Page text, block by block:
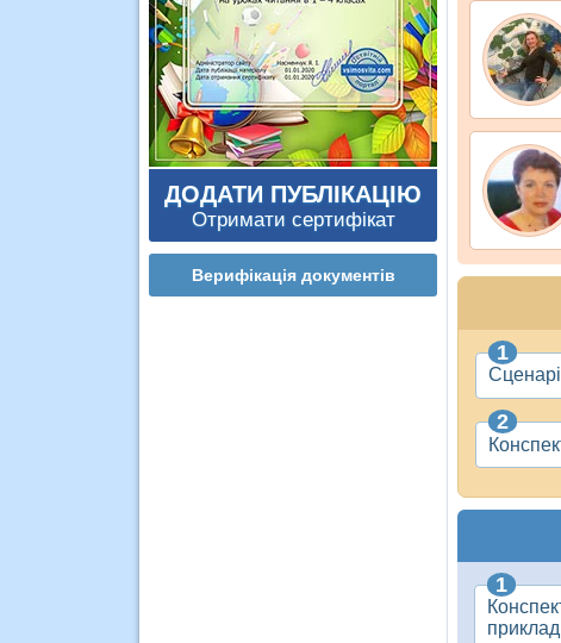
ДОДАТИ ПУБЛІКАЦІЮ
Отримати сертифікат
Верифікація документів